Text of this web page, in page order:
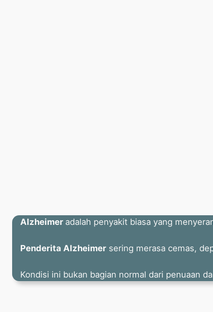
Alzheimer adalah penyakit biasa yang
Penderita Alzheimer sering merasa cemas,
Kondisi ini bukan bagian normal dari penuaan